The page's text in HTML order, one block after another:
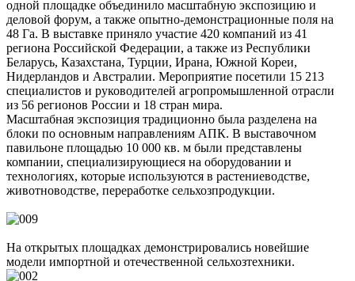
одной площадке объединило масштабную экспозицию и
деловой форум, а также опытно-демонстрационные поля на
48 Га. В выставке приняло участие 420 компаний из 41
региона Российской Федерации, а также из Республики
Беларусь, Казахстана, Турции, Ирана, Южной Кореи,
Нидерландов и Австралии. Мероприятие посетили 15 213
специалистов и руководителей агропромышленной отрасли
из 56 регионов России и 18 стран мира.
Масштабная экспозиция традиционно была разделена на
блоки по основным направлениям АПК. В выставочном
павильоне площадью 10 000 кв. м были представлены
компании, специализирующиеся на оборудовании и
технологиях, которые используются в растениеводстве,
животноводстве, переработке сельхозпродукции.
На открытых площадках демонстрировались новейшие
модели импортной и отечественной сельхозтехники.